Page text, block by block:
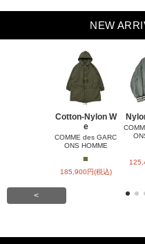
NEW
Cotton-Nylon W
e
COMME des GARC
ONS HOMME
■
185,900円(税込)
<